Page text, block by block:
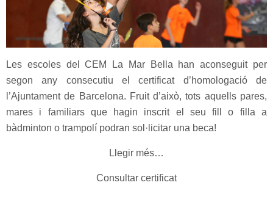
Les escoles del CEM La Mar Bella han aconseguit per
segon any consecutiu el certificat d’homologació de
l’Ajuntament de Barcelona. Fruit d’això, tots aquells pares,
mares i familiars que hagin inscrit el seu fill o filla a
bàdminton o trampolí podran sol·licitar una beca!
Llegir més…
Consultar certificat